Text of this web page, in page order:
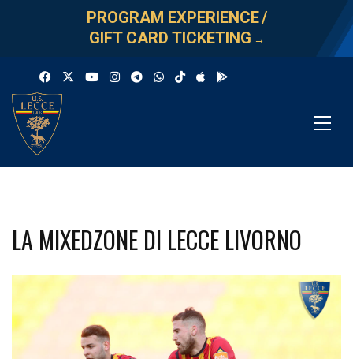
PROGRAM EXPERIENCE/
GIFT CARD TICKETING →
LA MIXEDZONE DI LECCE LIVORNO